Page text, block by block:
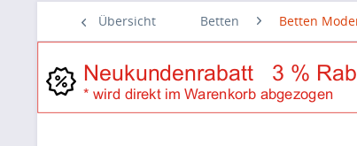
Übersicht Betten Betten